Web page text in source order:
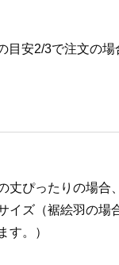
目安2/3で注文の
丈ぴったりの場合
イズ（裾絵羽の場
す。）